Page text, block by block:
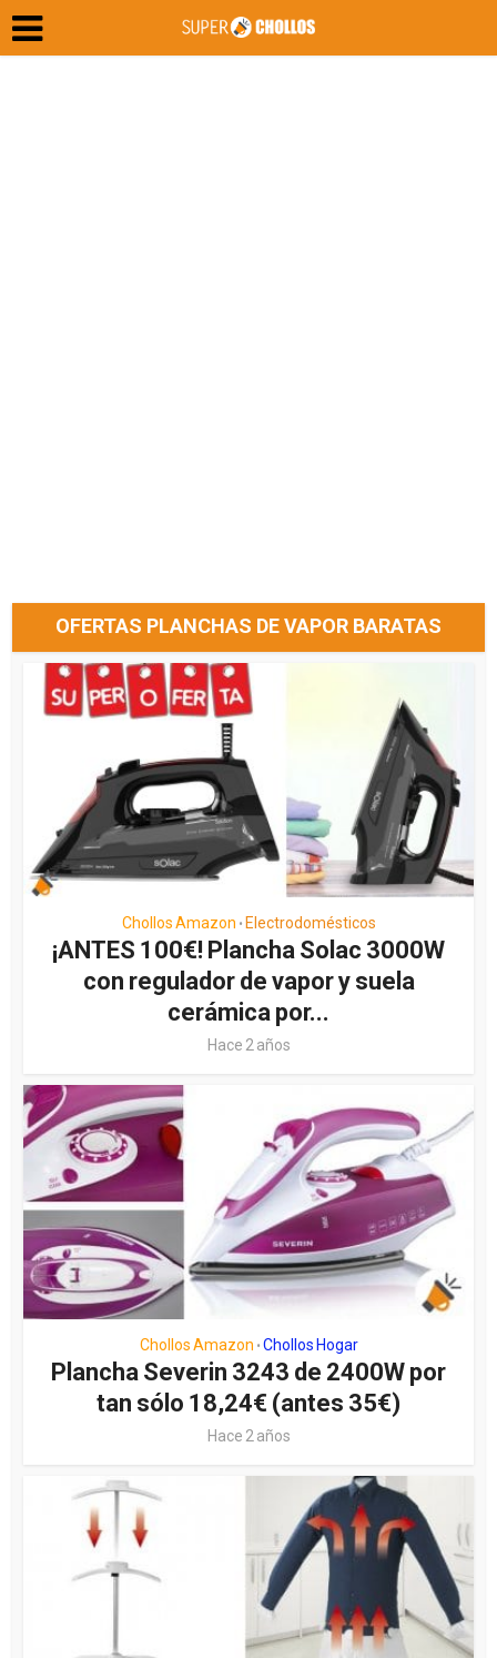
OFERTAS PLANCHAS DE VAPOR BARATAS
Chollos Amazon • Electrodomésticos
¡ANTES 100€! Plancha Solac 3000W
con regulador de vapor y suela
cerámica por...
Hace 2 años
Chollos Amazon • Chollos Hogar
Plancha Severin 3243 de 2400W por
tan sólo 18,24€ (antes 35€)
Hace 2 años